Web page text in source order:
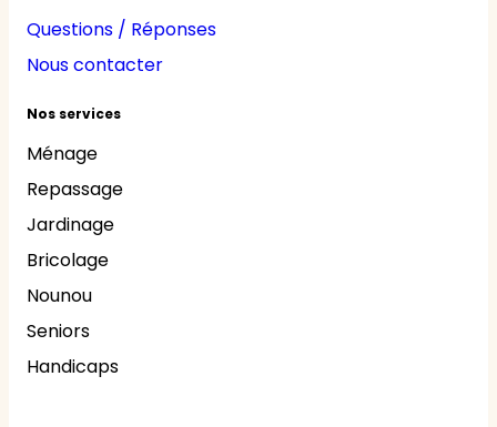
Questions / Réponses
Nous contacter
Nos services
Ménage
Repassage
Jardinage
Bricolage
Nounou
Seniors
Handicaps